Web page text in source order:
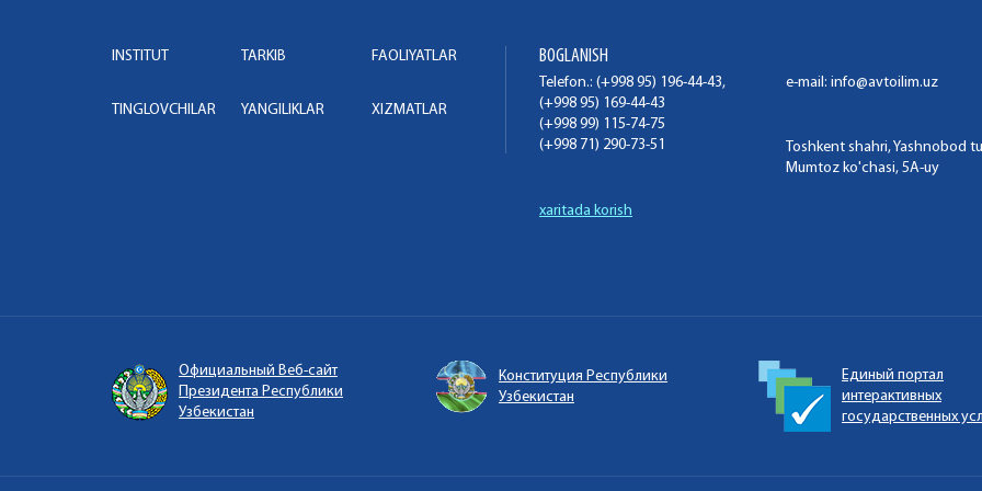
INSTITUT TARKIB FAOLIYATLAR
TINGLOVCHILAR YANGILIKLAR XIZMATLAR
BOGLANISH
Telefon.: (+998 95) 196-44-43,
(+998 95) 169-44-43
(+998 99) 115-74-75
(+998 71) 290-73-51
e-mail: info@avtoilim.uz
Toshkent shahri, Yashnobod
Mumtoz ko'chasi, 5A-uy
xaritada korish
Официальный Веб-сайт
Президента Республики
Узбекистан
Конституция Республики
Узбекистан
Единый портал
интерактивных
государственных